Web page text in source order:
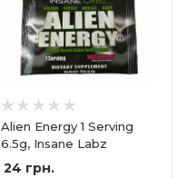
Alien Energy 1 Serving
6.5g, Insane Labz
24 грн.